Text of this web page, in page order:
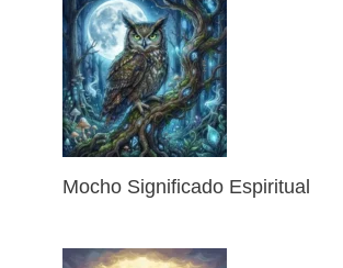
Mocho Significado Espiritual